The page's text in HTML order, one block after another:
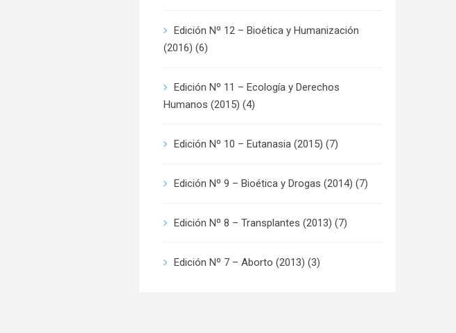
Edición Nº 12 – Bioética y Humanización
(2016) (6)
Edición Nº 11 – Ecología y Derechos
Humanos (2015) (4)
Edición Nº 10 – Eutanasia (2015) (7)
Edición Nº 9 – Bioética y Drogas (2014) (7)
Edición Nº 8 – Transplantes (2013) (7)
Edición Nº 7 – Aborto (2013) (3)